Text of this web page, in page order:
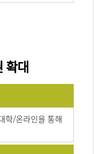
확대
학/온라인을 통해